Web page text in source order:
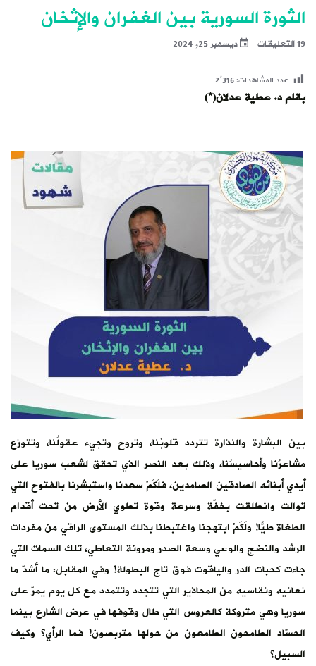
الثورة السورية بين الغفران والإثخان
19 التعليقات ديسمبر 25, 2024
عدد المشاهدات:2٬316
بقلم د. عطية عدلان(*)
بين البشارة والنذارة تتردد قلوبُنا، وتروح وتجيء عقولُنا، وتتوزع
مشاعرُنا وأحاسيسُنا، وذلك بعد النصر الذي تحقق لشعب سوريا على
أيدي أبنائه الصادقين الصامدين، فلَكَمْ سعدنا واستبشرنا بالفتوح التي
توالت وانطلقت بخفّة وسرعة وقوة تطوي الأرض من تحت أقدام
الطغاة طيًّا! ولَكَمْ ابتهجنا واغتبطنا بذلك المستوى الراقي من مفردات
الرشد والنضج والوعي وسعة الصدر ومرونة التعاطي، تلك السمات التي
جاءت كحبات الدر والياقوت فوق تاج البطولة! وفي المقابل: ما أشدّ ما
نعانيه ونقاسيه من المحاذير التي تتجدد وتتمدد مع كل يوم يمرّ على
سوريا وهي متروكة كالعروس التي طال وقوفها في عرض الشارع بينما
الحسّاد الطامحون الطامعون من حولها متربصون! فما الرأي؟ وكيف
السبيل؟